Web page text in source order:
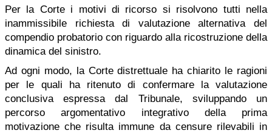
Per la Corte i motivi di ricorso si risolvono tutti nella
inammissibile richiesta di valutazione alternativa del
compendio probatorio con riguardo alla ricostruzione della
dinamica del sinistro.
Ad ogni modo, la Corte distrettuale ha chiarito le ragioni
per le quali ha ritenuto di confermare la valutazione
conclusiva espressa dal Tribunale, sviluppando un
percorso argomentativo integrativo della prima
motivazione che risulta immune da censure rilevabili in